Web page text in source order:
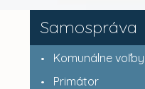
Samospráva
Komunálne
Primátor